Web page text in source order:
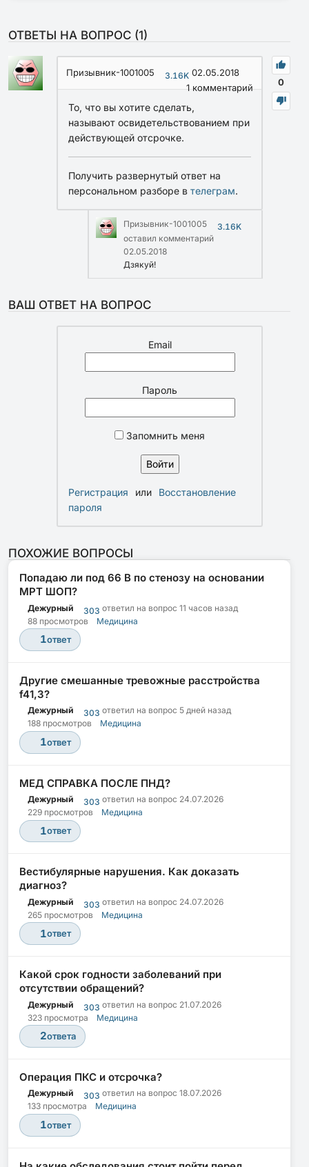
ОТВЕТЫ НА ВОПРОС (1)
0
Призывник-1001005 3.16K 02.05.2018
1комментарий
То, что вы хотите сделать,
называют освидетельствованием при
действующей отсрочке.
Получить развернутый ответ на
персональном разборе в телеграм.
Призывник-1001005
3.16K
оставил комментарий
02.05.2018
Дзякуй!
ВАШ ОТВЕТ НА ВОПРОС
Email
Пароль
Запомнить меня
Регистрация или
Восстановление
пароля
ПОХОЖИЕ ВОПРОСЫ
Попадаю ли под 66 В по стенозу на основании
МРТ ШОП?
Дежурный 303 ответил на вопрос 11 часов назад
88 просмотров
Медицина
1ответ
Другие смешанные тревожные расстройства
f41,3?
Дежурный 303 ответил на вопрос 5 дней назад
188 просмотров
Медицина
1ответ
МЕД СПРАВКА ПОСЛЕ ПНД?
Дежурный 303 ответил на вопрос 24.07.2026
229 просмотров
Медицина
1ответ
Вестибулярные нарушения. Как доказать
диагноз?
Дежурный 303 ответил на вопрос 24.07.2026
265 просмотров
Медицина
1ответ
Какой срок годности заболеваний при
отсутствии обращений?
Дежурный 303 ответил на вопрос 21.07.2026
323 просмотра
Медицина
2ответа
Операция ПКС и отсрочка?
Дежурный 303 ответил на вопрос 18.07.2026
133 просмотра
Медицина
1ответ